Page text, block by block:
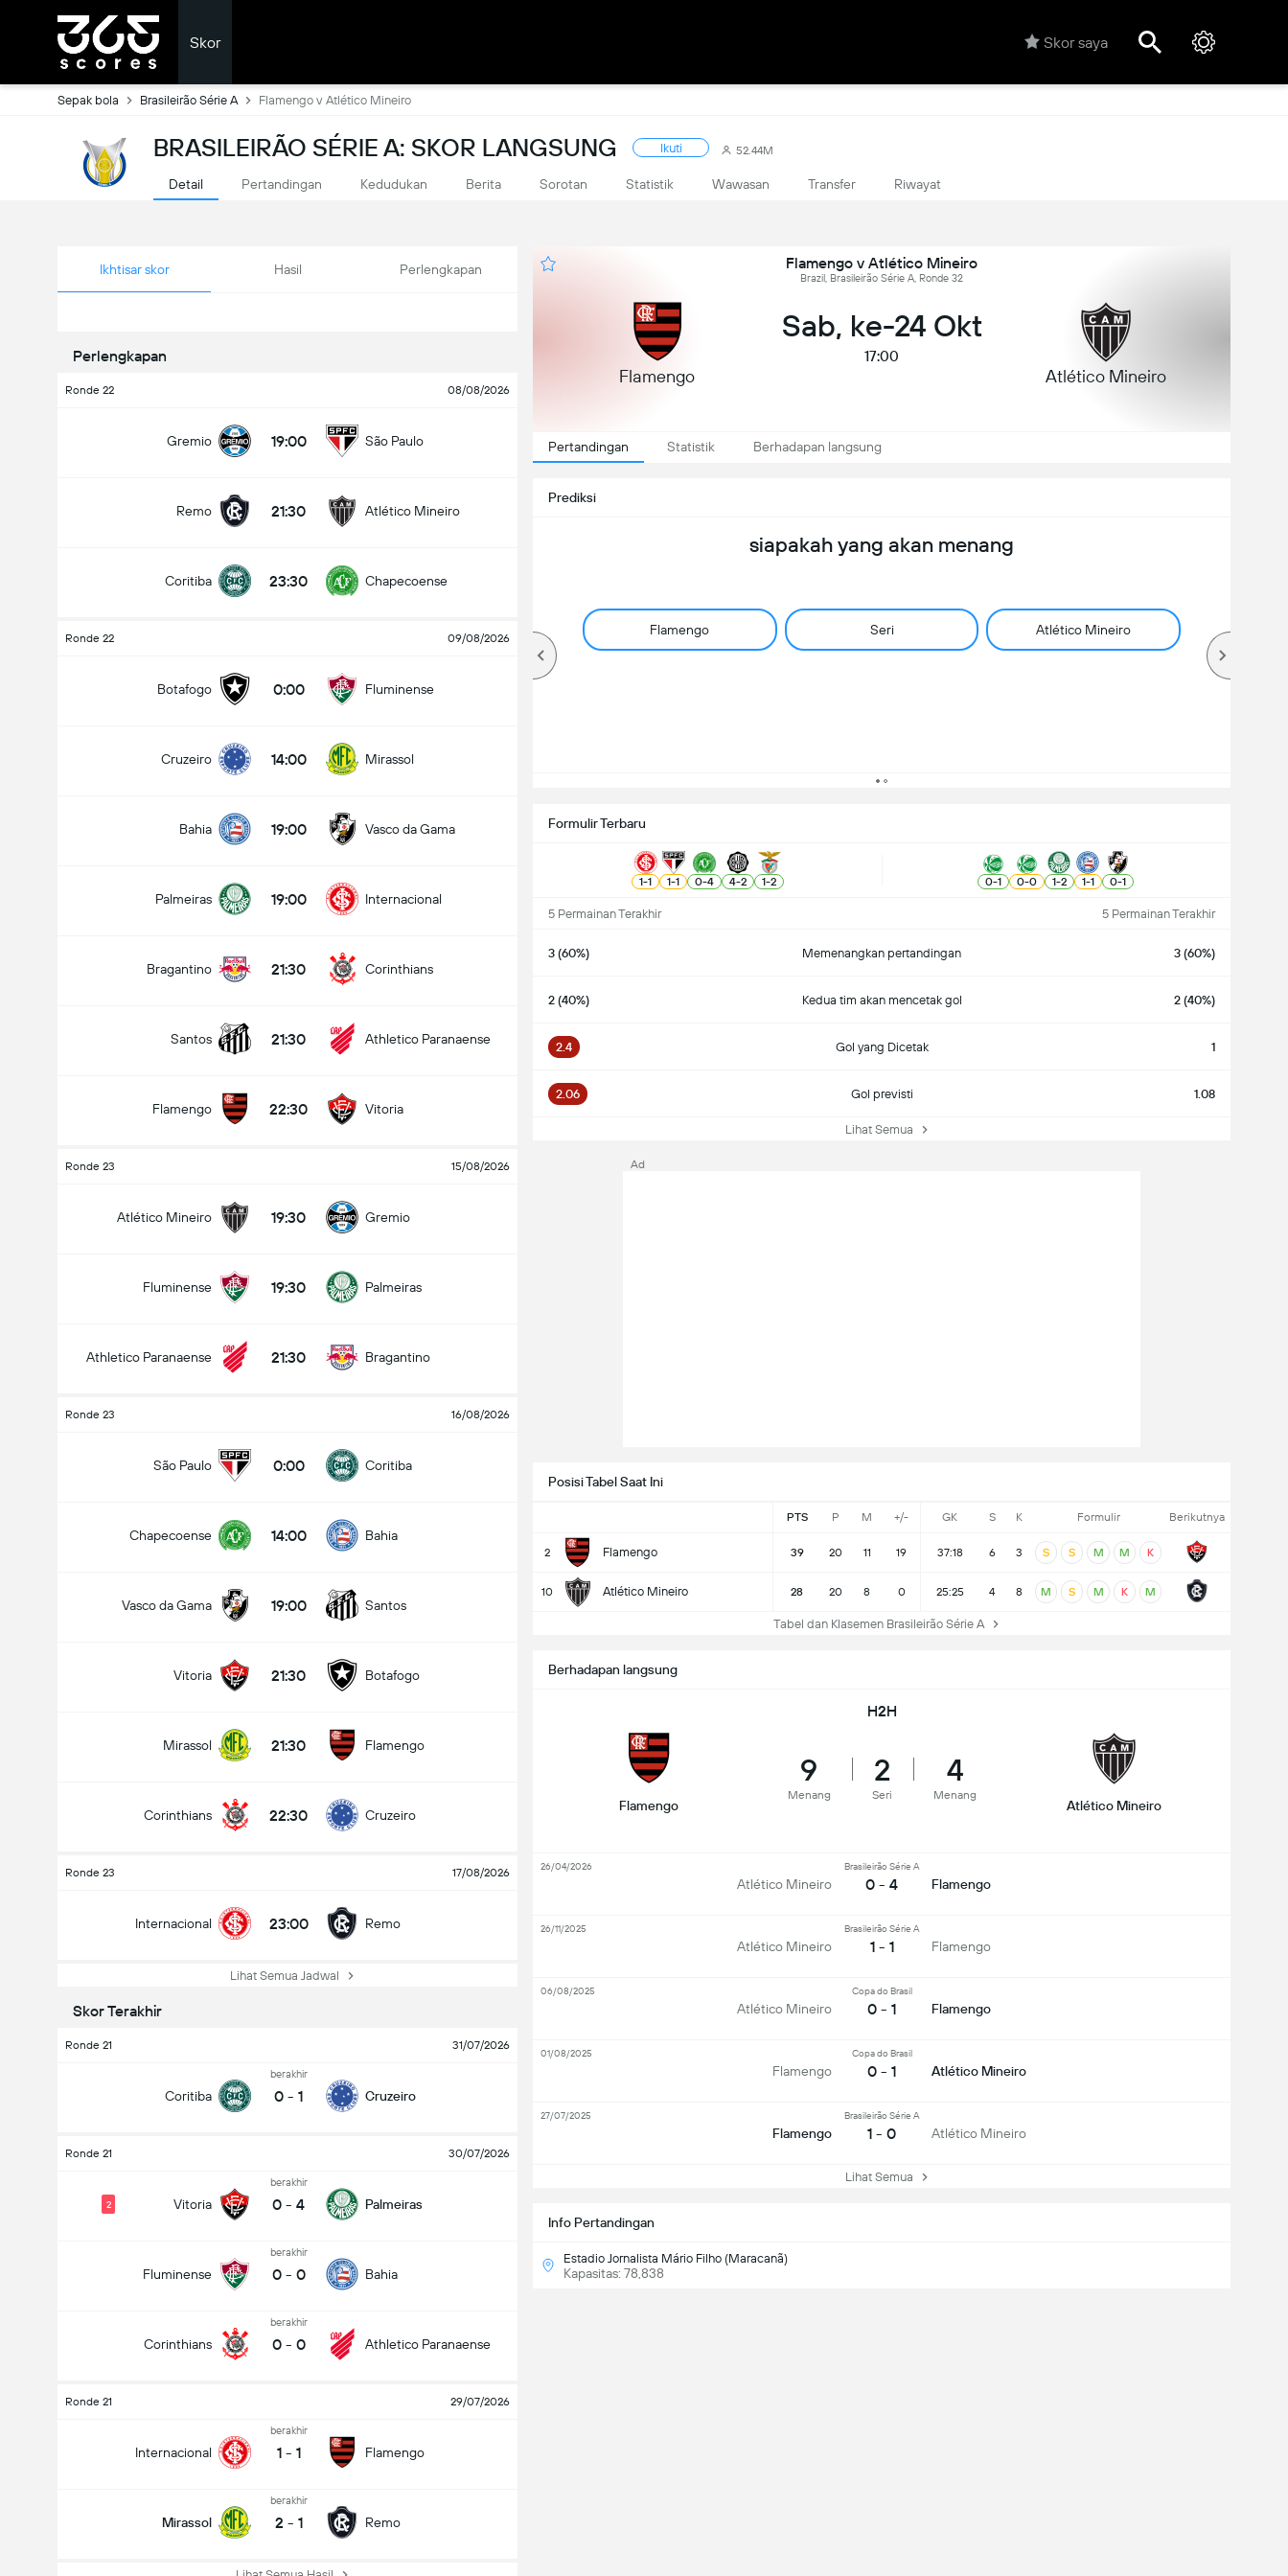
Skor Skor saya
Sepak bola Brasileirão Série A Flamengo v Atlético Mineiro
BRASILEIRÃO SÉRIE A: SKOR LANGSUNG Ikuti 52.44M
Detail Pertandingan Kedudukan Berita Sorotan Statistik Wawasan Transfer Riwayat
Ikhtisar skor Hasil Perlengkapan
Perlengkapan
Ronde 22 08/08/2026
Gremio 19:00 São Paulo
Remo 21:30 Atlético Mineiro
Coritiba 23:30 Chapecoense
Ronde 22 09/08/2026
Botafogo 0:00 Fluminense
Cruzeiro 14:00 Mirassol
Bahia 19:00 Vasco da Gama
Palmeiras 19:00 Internacional
Bragantino 21:30 Corinthians
Santos 21:30 Athletico Paranaense
Flamengo 22:30 Vitoria
Ronde 23 15/08/2026
Atlético Mineiro 19:30 Gremio
Fluminense 19:30 Palmeiras
Athletico Paranaense 21:30 Bragantino
Ronde 23 16/08/2026
São Paulo 0:00 Coritiba
Chapecoense 14:00 Bahia
Vasco da Gama 19:00 Santos
Vitoria 21:30 Botafogo
Mirassol 21:30 Flamengo
Corinthians 22:30 Cruzeiro
Ronde 23 17/08/2026
Internacional 23:00 Remo
Lihat Semua Jadwal
Skor Terakhir
Ronde 21 31/07/2026
Coritiba
berakhir
0 - 1 Cruzeiro
Ronde 21 30/07/2026
Vitoria
2
berakhir
0 - 4 Palmeiras
Fluminense
berakhir
0 - 0 Bahia
Corinthians
berakhir
0 - 0 Athletico Paranaense
Ronde 21 29/07/2026
Internacional
berakhir
1 - 1 Flamengo
Mirassol
berakhir
2 - 1 Remo
Flamengo v Atlético Mineiro
Brazil, Brasileirão Série A, Ronde 32
Flamengo
Sab, ke-24 Okt
17:00
Atlético Mineiro
Pertandingan Statistik Berhadapan langsung
Prediksi
siapakah yang akan menang
Flamengo Seri Atlético Mineiro
Formulir Terbaru
1-1 1-1 0-4 4-2 1-2 0-1 0-0 1-2 1-1 0-1
5 Permainan Terakhir 5 Permainan Terakhir
3 (60%) Memenangkan pertandingan 3 (60%)
2 (40%) Kedua tim akan mencetak gol 2 (40%)
2.4 Gol yang Dicetak 1
2.06 Gol previsti 1.08
Lihat Semua
Posisi Tabel Saat Ini
PTS P M +/- GK S K Formulir Berikutnya
2 Flamengo 39 20 11 19 37:18 6 3 S S M M K
10 Atlético Mineiro 28 20 8 0 25:25 4 8 M S M K M
Tabel dan Klasemen Brasileirão Série A
Info Pertandingan
Estadio Jornalista Mário Filho (Maracanã)
Kapasitas: 78,838
Berhadapan langsung
H2H
Flamengo
9
Menang
2
Seri
4
Menang
Atlético Mineiro
Atlético Mineiro
Brasileirão Série A
0 - 4 Flamengo
26/04/2026
Atlético Mineiro
Brasileirão Série A
1 - 1 Flamengo
26/11/2025
Atlético Mineiro
Copa do Brasil
0 - 1 Flamengo
06/08/2025
Flamengo
Copa do Brasil
0 - 1 Atlético Mineiro
01/08/2025
Flamengo
Brasileirão Série A
1 - 0 Atlético Mineiro
27/07/2025
Lihat Semua
Ad